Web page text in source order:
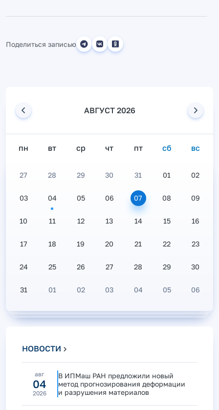
Поделиться записью
АВГУСТ 2026
пн вт ср чт пт сб вс
27 28 29 30 31 01 02
03 04 05 06 07 08 09
10 11 12 13 14 15 16
17 18 19 20 21 22 23
24 25 26 27 28 29 30
31 01 02 03 04 05 06
НОВОСТИ
авг
04
2026
В ИПМаш РАН предложили новый
метод прогнозирования деформации
и разрушения материалов